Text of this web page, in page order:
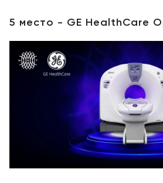
5 место - GE HealthCare